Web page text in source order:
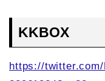
KKBOX
https://twitter.com/